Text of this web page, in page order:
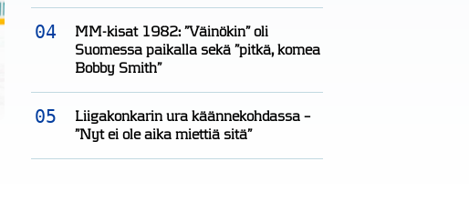
MM-kisat 1982: ”Väinökin” oli
Suomessa paikalla sekä ”pitkä, komea
Bobby Smith”
Liigakonkarin ura käännekohdassa –
”Nyt ei ole aika miettiä sitä”